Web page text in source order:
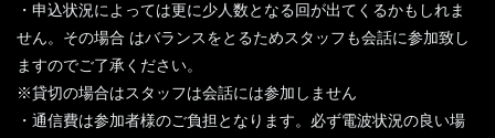
・申込状況によっては更に少人数となる回が出てくるかもしれま
せん。その場合 はバランスをとるためスタッフも会話に参加致し
ますのでご了承ください。
※貸切の場合はスタッフは会話には参加しません
・通信費は参加者様のご負担となります。必ず電波状況の良い場